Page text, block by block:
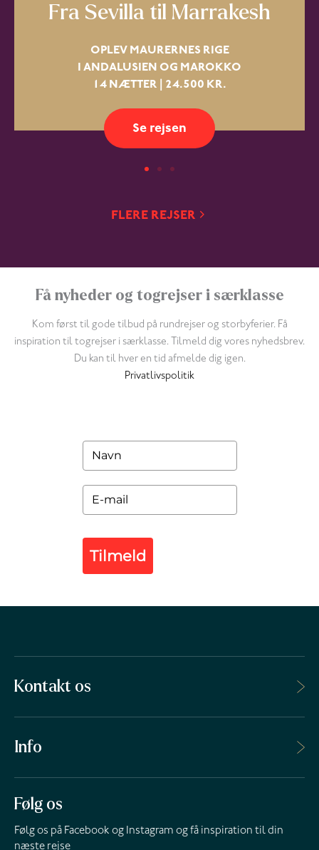
Fra Sevilla til Marrakesh
OPLEV MAURERNES RIGE
I ANDALUSIEN OG MAROKKO
14 NÆTTER | 24.500 KR.
Se rejsen
FLERE REJSER
Få nyheder og togrejser i særklasse
Kom først til gode tilbud på rundrejser og storbyferier. Få
inspiration til togrejser i særklasse. Tilmeld dig vores nyhedsbrev.
Du kan til hver en tid afmelde dig igen.
Privatlivspolitik
Tilmeld
Kontakt os
Info
Følg os
Følg os på Facebook og Instagram og få inspiration til din
næste rejse